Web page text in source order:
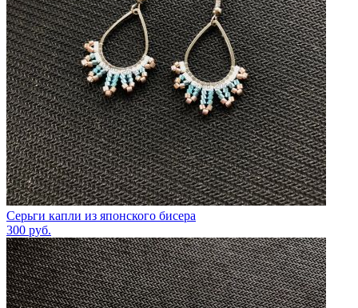
Серьги капли из японского бисера
300 руб.